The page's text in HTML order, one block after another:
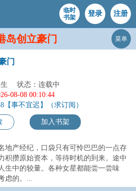
临时
书架
登录 注册
岛创立豪门 菜单
门
状态：连载中
08-08 00:10:44
【事不宜迟】（求订阅）
加入书架
地产经纪，口袋只有可怜巴巴的一点存
积攒原始资本，等待时机的到来。途中
生中的较量。各种女星都能尝一尝味
虑的。...